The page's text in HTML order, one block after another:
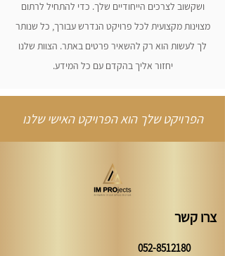
ושקשוב לצרכים הייחודיים שלך. כדי להתחיל לרתום
מצוינות מקצועית לכל פרויקט הנדרש עבורך, כל שנותר
לך לעשות הוא רק להשאיר פרטים באתר. הצוות שלנו
יחזור אליך בהקדם עם כל המידע.
הפרויקט שלך הוא הפרויקט האישי שלנו
צרו קשר
052-8512180